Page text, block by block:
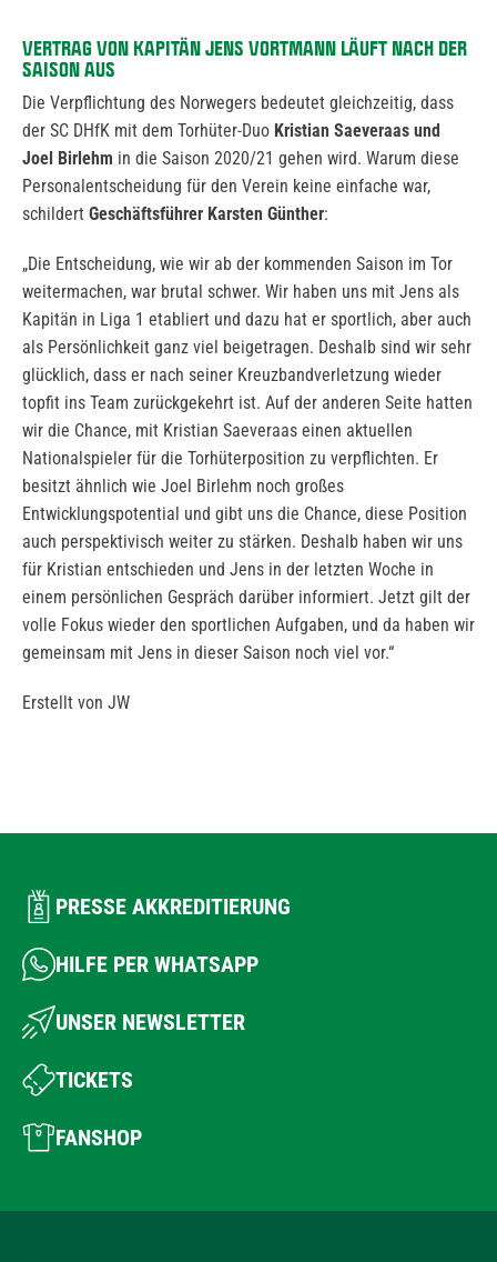
VERTRAG VON KAPITÄN JENS VORTMANN LÄUFT NACH DER
SAISON AUS
Die Verpflichtung des Norwegers bedeutet gleichzeitig, dass
der SC DHfK mit dem Torhüter-Duo Kristian Saeveraas und
Joel Birlehm in die Saison 2020/21 gehen wird. Warum diese
Personalentscheidung für den Verein keine einfache war,
schildert Geschäftsführer Karsten Günther:
„Die Entscheidung, wie wir ab der kommenden Saison im Tor
weitermachen, war brutal schwer. Wir haben uns mit Jens als
Kapitän in Liga 1 etabliert und dazu hat er sportlich, aber auch
als Persönlichkeit ganz viel beigetragen. Deshalb sind wir sehr
glücklich, dass er nach seiner Kreuzbandverletzung wieder
topfit ins Team zurückgekehrt ist. Auf der anderen Seite hatten
wir die Chance, mit Kristian Saeveraas einen aktuellen
Nationalspieler für die Torhüterposition zu verpflichten. Er
besitzt ähnlich wie Joel Birlehm noch großes
Entwicklungspotential und gibt uns die Chance, diese Position
auch perspektivisch weiter zu stärken. Deshalb haben wir uns
für Kristian entschieden und Jens in der letzten Woche in
einem persönlichen Gespräch darüber informiert. Jetzt gilt der
volle Fokus wieder den sportlichen Aufgaben, und da haben wir
gemeinsam mit Jens in dieser Saison noch viel vor.“
Erstellt von JW
PRESSE AKKREDITIERUNG
HILFE PER WHATSAPP
UNSER NEWSLETTER
TICKETS
FANSHOP